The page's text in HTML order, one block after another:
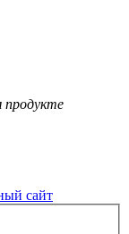
продукте